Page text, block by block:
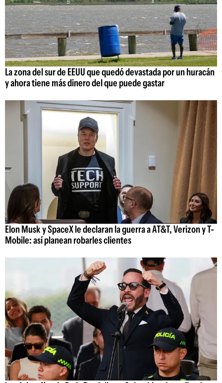
La zona del sur de EEUU que quedó devastada por un huracán
y ahora tiene más dinero del que puede gastar
Elon Musk y SpaceX le declaran la guerra a AT&T, Verizon y T-
Mobile: así planean robarles clientes